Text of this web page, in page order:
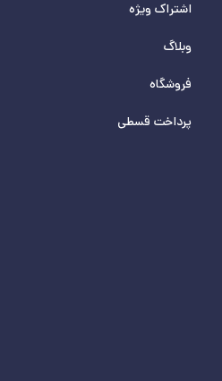
اشتراک ویژه
وبلاگ
فروشگاه
پرداخت قسطی